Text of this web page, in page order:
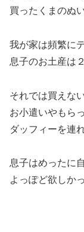
買ったくまのぬ
我が家は頻繁に
息子のお土産は
それでは買えな
お小遣いやもら
ダッフィーを連
息子はめったに
よっぽど欲しか